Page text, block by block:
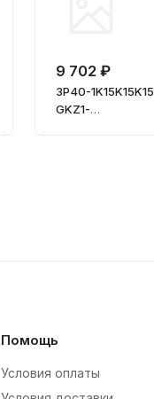
9 702 ₽
3Р40-1K15K15K15
GKZ1-
Помощь
Условия оплаты